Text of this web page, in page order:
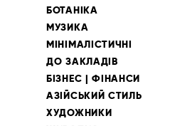
БОТАНІКА
МУЗИКА
МІНІМАЛІСТИЧНІ
ДО ЗАКЛАДІВ
БІЗНЕС | ФІНАНСИ
АЗІЙСЬКИЙ СТИЛЬ
ХУДОЖНИКИ